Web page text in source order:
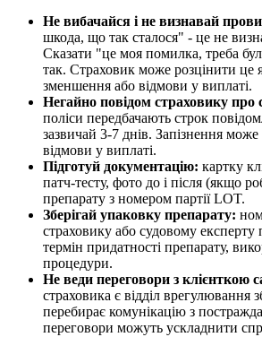
Не вибачайся і не визнавай
шкода, що так сталося" - це не
Сказати "це моя помилка, треба
так. Страховик може розцінити це
зменшення або відмови у виплаті.
Негайно повідом страховику про
поліси передбачають строк
зазвичай 3-7 днів. Запізнення
відмови у виплаті.
Підготуй документацію: картку
патч-тесту, фото до і після (якщо
препарату з номером партії LOT.
Зберігай упаковку препарату:
страховику або судовому експерту
термін придатності препарату,
процедури.
Не веди переговори з клієнткою
страховика є відділ врегулювання
перебирає комунікацію з
переговори можуть ускладнити